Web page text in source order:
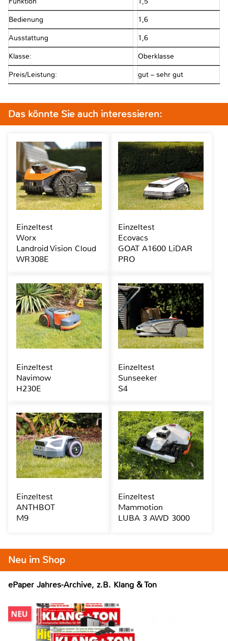
Bedienung 1,6
Ausstattung 1,6
Klasse: Oberklasse
Preis/Leistung: gut – sehr gut
Neu im Shop
ePaper Jahres-Archive, z.B. Klang & Ton
Das könnte Sie auch interessieren:
Einzeltest
Worx
Landroid Vision Cloud
WR308E
Einzeltest
Ecovacs
GOAT A1600 LiDAR
PRO
Einzeltest
Navimow
H230E
Einzeltest
Sunseeker
S4
Einzeltest
ANTHBOT
M9
Einzeltest
Mammotion
LUBA 3 AWD 3000